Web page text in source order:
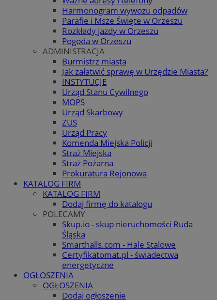
Harmonogram wywozu odpadów
Parafie i Msze Święte w Orzeszu
Rozkłady jazdy w Orzeszu
Pogoda w Orzeszu
ADMINISTRACJA
Burmistrz miasta
Jak załatwić sprawę w Urzędzie Miasta?
INSTYTUCJE
Urząd Stanu Cywilnego
MOPS
Urząd Skarbowy
ZUS
Urząd Pracy
Komenda Miejska Policji
Straż Miejska
Straż Pożarna
Prokuratura Rejonowa
KATALOG FIRM
KATALOG FIRM
Dodaj firmę do katalogu
POLECAMY
Skup.io - skup nieruchomości Ruda
Śląska
Smarthalls.com - Hale Stalowe
Certyfikatomat.pl - świadectwa
energetyczne
OGŁOSZENIA
OGŁOSZENIA
Dodaj ogłoszenie